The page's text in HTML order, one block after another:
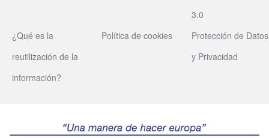
3.0
¿Qué es la
reutilización de la
información?
Política de cookies
Protección de Datos
y Privacidad